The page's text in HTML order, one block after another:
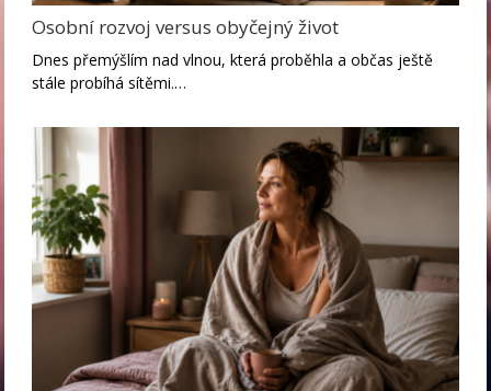
Osobní rozvoj versus obyčejný život
Dnes přemýšlím nad vlnou, která proběhla a občas ještě
stále probíhá sítěmi.…